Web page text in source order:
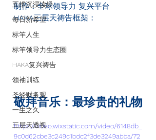
五维沉浸读经
每日新希望
标竿人生
标竿领导力生态圈
HAKA复兴祷告
领袖训练
圣经财务观
一生之久
三层天透视
制作：全球领导力 复兴平台
HAKA三层天祷告框架：
敬拜音乐：最珍贵的礼物
https://video.wixstatic.com/video/6148db_
9c0d62cbe3c249c1bdc2f3de3249abba/72